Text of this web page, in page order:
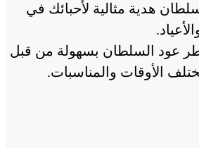
هدية مثالية لأحبائك في
عود السلطان بسهولة من قبل
الأوقات والمناسبات.